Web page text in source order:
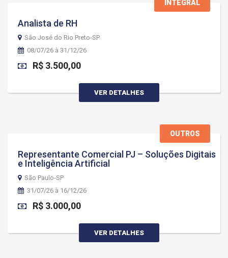
INTEGRAL
Analista de RH
São José do Rio Preto-SP
08/07/26 à 31/12/26
R$ 3.500,00
VER DETALHES
OUTROS
Representante Comercial PJ – Soluções Digitais
e Inteligência Artificial
São Paulo-SP
31/07/26 à 16/12/26
R$ 3.000,00
VER DETALHES